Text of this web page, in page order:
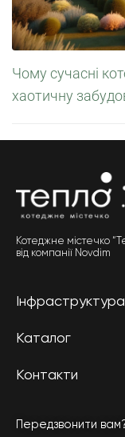
Чому сучасні
хаотичну
Котеджне містечко
від компанії Novdim
Інфраструктура
Каталог
Контакти
Передзвонити